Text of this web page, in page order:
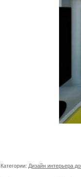
Категории: Дизайн интерьера